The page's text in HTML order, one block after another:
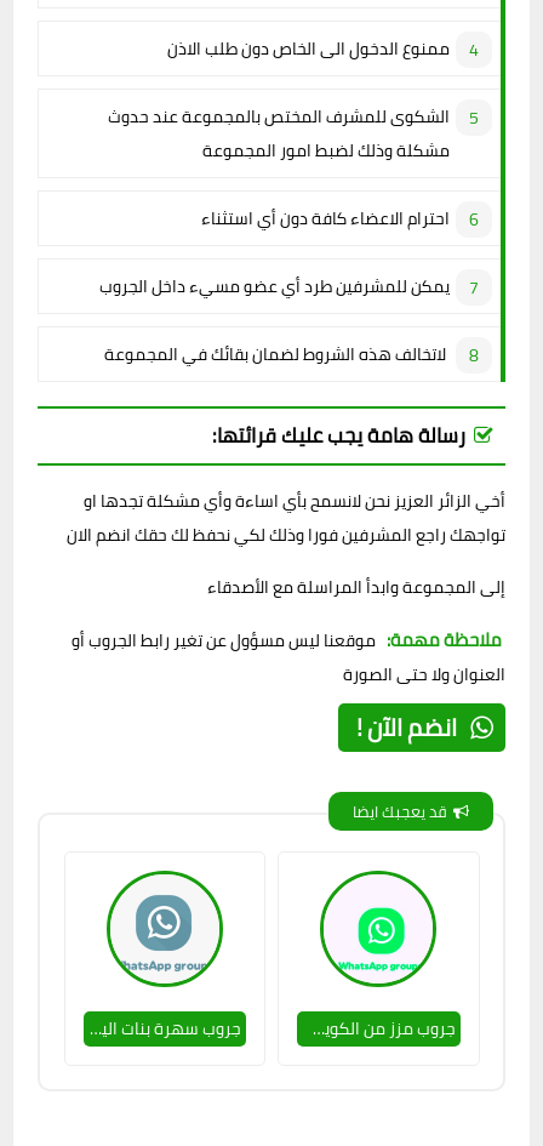
ممنوع الدخول الى الخاص دون طلب الاذن
الشكوى للمشرف المختص بالمجموعة عند حدوث
مشكلة وذلك لضبط امور المجموعة
احترام الاعضاء كافة دون أي استثناء
يمكن للمشرفين طرد أي عضو مسيء داخل الجروب
لاتخالف هذه الشروط لضمان بقائك في المجموعة
رسالة هامة يجب عليك قرائتها:
أخي الزائر العزيز نحن لانسمح بأي اساءة وأي مشكلة تجدها او
تواجهك راجع المشرفين فورا وذلك لكي نحفظ لك حقك انضم الان
إلى المجموعة وابدأ المراسلة مع الأصدقاء
ملاحظة مهمة: موقعنا ليس مسؤول عن تغير رابط الجروب أو
العنوان ولا حتى الصورة
انضم الآن !
قد يعجبك ايضا
جروب مزز من الكويت للتعارف 🔥🥵 جروب سهرة بنات اليمن 🔥🥵